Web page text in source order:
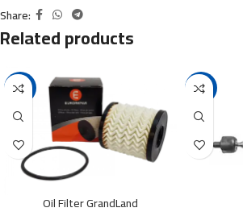
Share:
Related products
-41%
Oil Filter GrandLand
-17%